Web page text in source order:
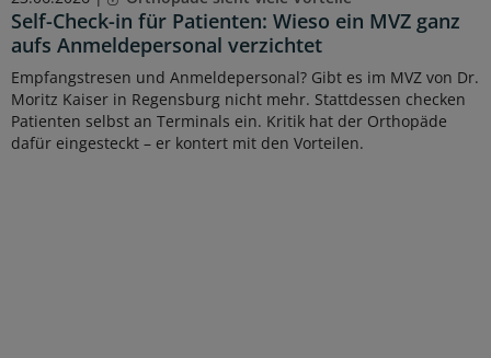
Self-Check-in für Patienten: Wieso ein MVZ ganz
aufs Anmeldepersonal verzichtet
Empfangstresen und Anmeldepersonal? Gibt es im MVZ von Dr.
Moritz Kaiser in Regensburg nicht mehr. Stattdessen checken
Patienten selbst an Terminals ein. Kritik hat der Orthopäde
dafür eingesteckt – er kontert mit den Vorteilen.